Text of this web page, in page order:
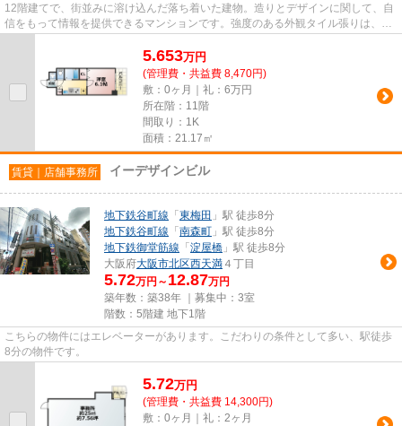
12階建てで、街並みに溶け込んだ落ち着いた建物。造りとデザインに関して、自
信をもって情報を提供できるマンションです。強度のある外観タイル張りは、外
5.653万円
(管理費・共益費 8,470円)
敷：0ヶ月｜礼：6万円
所在階：11階
間取り：1K
面積：21.17㎡
賃貸｜店舗事務所 イーデザインビル
地下鉄谷町線 「 東梅田 」駅 徒歩8分
地下鉄谷町線 「 南森町 」駅 徒歩8分
地下鉄御堂筋線 「 淀屋橋 」駅 徒歩8分
大阪府大阪市北区西天満 ４丁目
5.72万円～ 12.87万円
築年数：築38年 ｜募集中： 3室
階数：5階建 地下1階
こちらの物件にはエレベーターがあります。こだわりの条件として多い、駅徒歩
8分の物件です。
5.72万円
(管理費・共益費 14,300円)
敷：0ヶ月｜礼：2ヶ月